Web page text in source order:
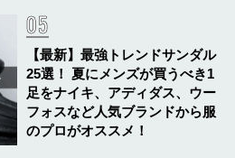
【最新】最強トレンドサンダル
25選！ 夏にメンズが買うべき1
足をナイキ、アディダス、ウー
フォスなど人気ブランドから服
のプロがオススメ！